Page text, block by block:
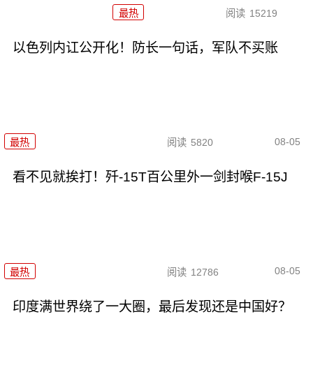
最热 阅读 15219
以色列内讧公开化！防长一句话，军队不买账
最热 阅读 5820 08-05
看不见就挨打！歼-15T百公里外一剑封喉F-15J
最热 阅读 12786 08-05
印度满世界绕了一大圈，最后发现还是中国好？